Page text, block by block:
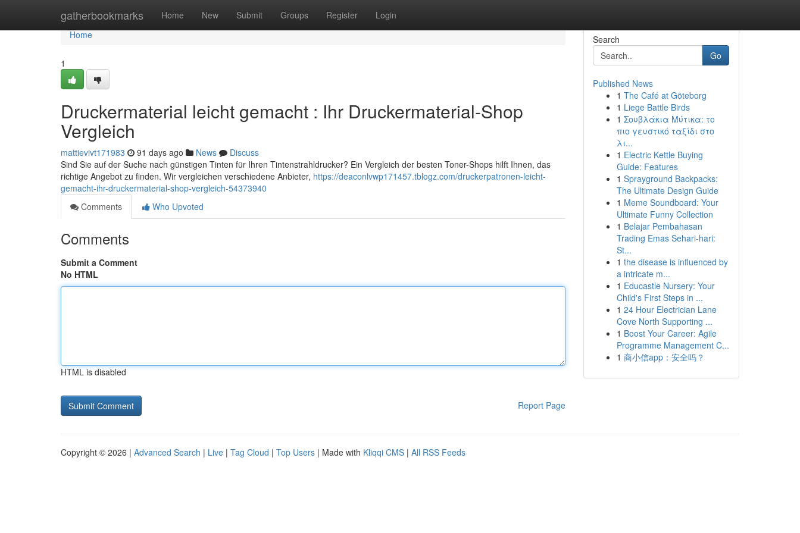
gatherbookmarks Home New Submit Groups Register Login
Home
Home
1
Druckermaterial leicht gemacht : Ihr Druckermaterial-Shop
Vergleich
mattievivt171983 91 days ago News
Discuss
Sind Sie auf der Suche nach günstigen Tinten für Ihren Tintenstrahldrucker? Ein Vergleich der besten Toner-Shops hilft Ihnen, das
richtige Angebot zu finden. Wir vergleichen verschiedene Anbieter, https://deaconlvwp171457.tblogz.com/druckerpatronen-leicht-
gemacht-ihr-druckermaterial-shop-vergleich-54373940
Comments
Who Upvoted
Comments
Submit a Comment
No HTML
HTML is disabled
Report Page
Search
Go
Published News
1 The Café at Göteborg
1 Liege Battle Birds
1 Σουβλάκια Μύτικα: το
πιο γευστικό ταξίδι στο
λι...
1 Electric Kettle Buying
Guide: Features
1 Sprayground Backpacks:
The Ultimate Design Guide
1 Meme Soundboard: Your
Ultimate Funny Collection
1 Belajar Pembahasan
Trading Emas Sehari-hari:
St...
1 the disease is influenced by
a intricate m...
1 Educastle Nursery: Your
Child's First Steps in ...
1 24 Hour Electrician Lane
Cove North Supporting ...
1 Boost Your Career: Agile
Programme Management C...
1 商小信app：安全吗？
Copyright © 2026 | Advanced Search | Live | Tag Cloud | Top Users | Made with Kliqqi CMS | All RSS Feeds